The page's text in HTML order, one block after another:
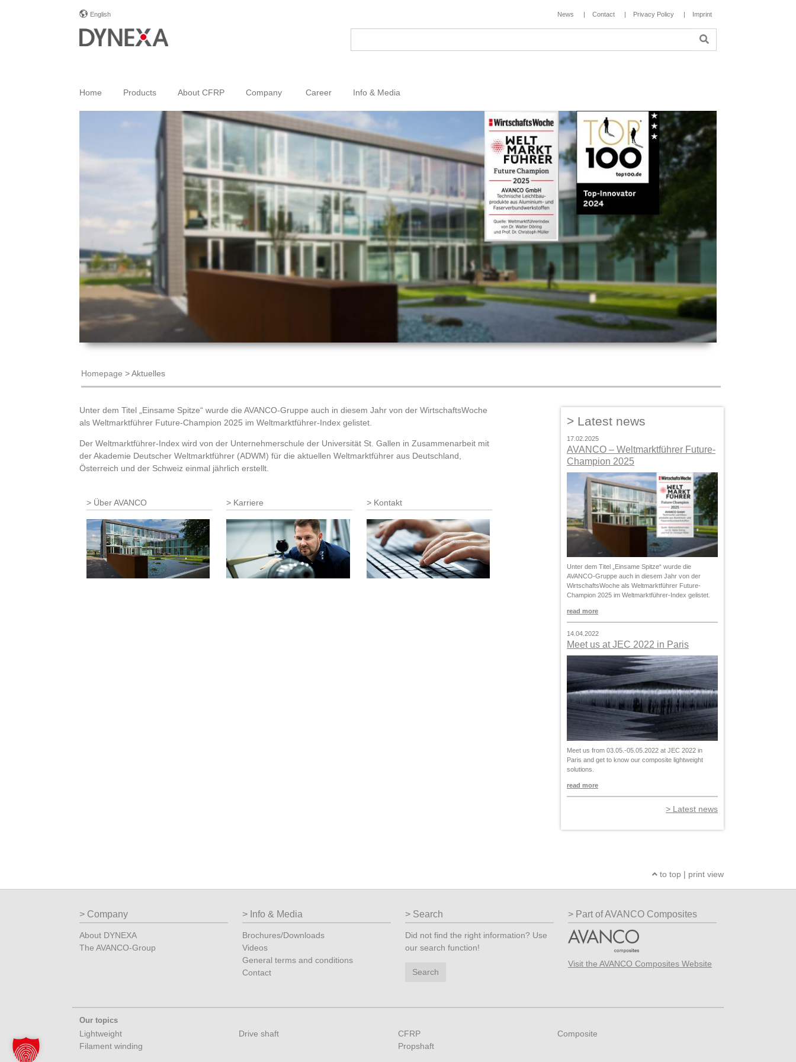
English News Contact Privacy Policy Imprint
Home Products About CFRP Company Career Info & Media
Homepage >Aktuelles
Unter dem Titel „Einsame Spitze“ wurde die AVANCO-Gruppe auch in diesem Jahr von der WirtschaftsWoche
als Weltmarktführer Future-Champion 2025 im Weltmarktführer-Index gelistet.
Der Weltmarktführer-Index wird von der Unternehmerschule der Universität St. Gallen in Zusammenarbeit mit
der Akademie Deutscher Weltmarktführer (ADWM) für die aktuellen Weltmarktführer aus Deutschland,
Österreich und der Schweiz einmal jährlich erstellt.
Über AVANCO Karriere Kontakt
Latest news
17.02.2025
AVANCO – Weltmarktführer Future-
Champion 2025
Unter dem Titel „Einsame Spitze“ wurde die
AVANCO-Gruppe auch in diesem Jahr von der
WirtschaftsWoche als Weltmarktführer Future-
Champion 2025 im Weltmarktführer-Index gelistet.
read more
14.04.2022
Meet us at JEC 2022 in Paris
Meet us from 03.05.-05.05.2022 at JEC 2022 in
Paris and get to know our composite lightweight
solutions.
read more
Latest news
to top | print view
Company
About DYNEXA
The AVANCO-Group
Info & Media
Brochures/Downloads
Videos
General terms and conditions
Contact
Search
Did not find the right information? Use
our search function!
Search
Part of AVANCO Composites
Visit the AVANCO Composites Website
Our topics
Lightweight Drive shaft CFRP
Composite
Filament winding
Propshaft